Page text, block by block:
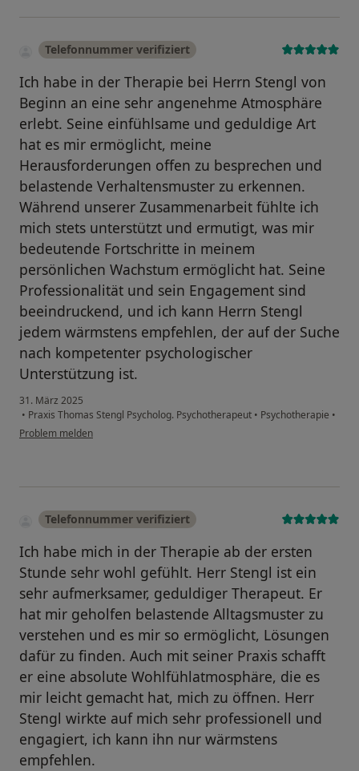
Telefonnummer verifiziert
Ich habe in der Therapie bei Herrn Stengl von
Beginn an eine sehr angenehme Atmosphäre
erlebt. Seine einfühlsame und geduldige Art
hat es mir ermöglicht, meine
Herausforderungen offen zu besprechen und
belastende Verhaltensmuster zu erkennen.
Während unserer Zusammenarbeit fühlte ich
mich stets unterstützt und ermutigt, was mir
bedeutende Fortschritte in meinem
persönlichen Wachstum ermöglicht hat. Seine
Professionalität und sein Engagement sind
beeindruckend, und ich kann Herrn Stengl
jedem wärmstens empfehlen, der auf der Suche
nach kompetenter psychologischer
Unterstützung ist.
31. März 2025
• Praxis Thomas Stengl Psycholog. Psychotherapeut • Psychotherapie •
Problem melden
Telefonnummer verifiziert
Ich habe mich in der Therapie ab der ersten
Stunde sehr wohl gefühlt. Herr Stengl ist ein
sehr aufmerksamer, geduldiger Therapeut. Er
hat mir geholfen belastende Alltagsmuster zu
verstehen und es mir so ermöglicht, Lösungen
dafür zu finden. Auch mit seiner Praxis schafft
er eine absolute Wohlfühlatmosphäre, die es
mir leicht gemacht hat, mich zu öffnen. Herr
Stengl wirkte auf mich sehr professionell und
engagiert, ich kann ihn nur wärmstens
empfehlen.